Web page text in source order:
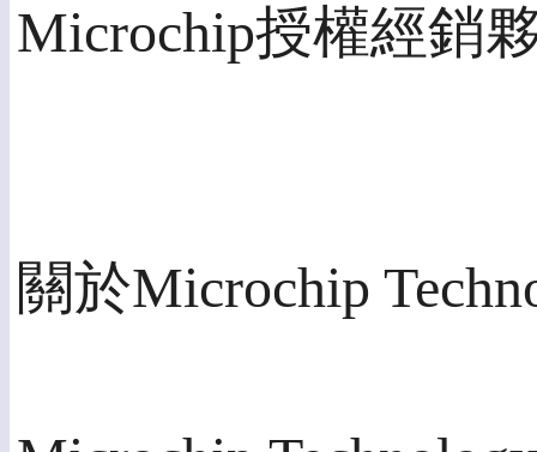
Microchip授權經銷
關於Microchip